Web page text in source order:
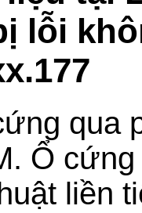
lỗi
qua
Ổ
liền